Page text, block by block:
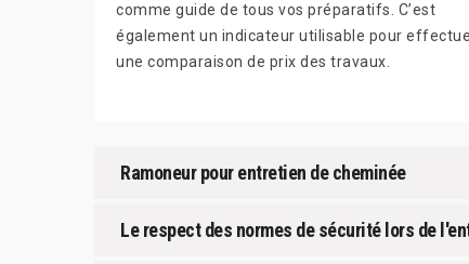
comme guide de tous vos préparatifs. C’est
également un indicateur utilisable pour
une comparaison de prix des travaux.
Ramoneur pour entretien de cheminée
Le respect des normes de sécurité lors de